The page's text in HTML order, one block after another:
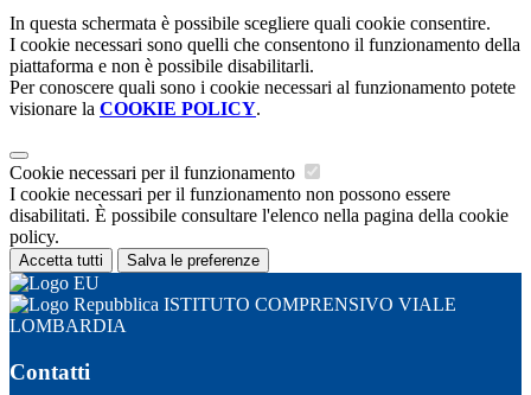
In questa schermata è possibile scegliere quali cookie consentire.
I cookie necessari sono quelli che consentono il funzionamento della
piattaforma e non è possibile disabilitarli.
Per conoscere quali sono i cookie necessari al funzionamento potete
visionare la COOKIE POLICY.
Cookie necessari per il funzionamento
I cookie necessari per il funzionamento non possono essere
disabilitati. È possibile consultare l'elenco nella pagina della cookie
policy.
Accetta tutti Salva le preferenze
ISTITUTO COMPRENSIVO VIALE
LOMBARDIA
Contatti